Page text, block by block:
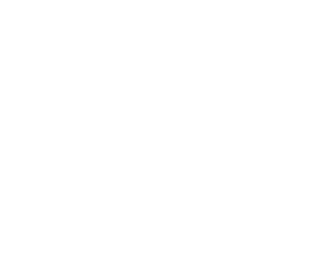
ditt hjem et elegant preg med dette